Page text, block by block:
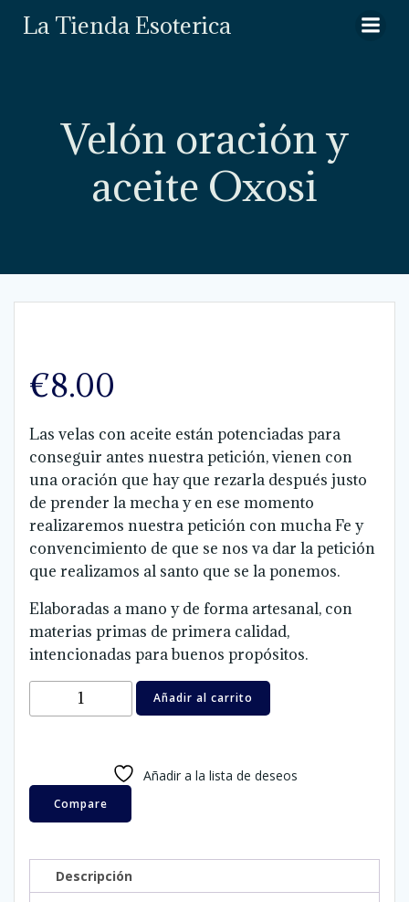
La Tienda Esoterica
Velón oración y
aceite Oxosi
€8.00
Las velas con aceite están potenciadas para
conseguir antes nuestra petición, vienen con
una oración que hay que rezarla después justo
de prender la mecha y en ese momento
realizaremos nuestra petición con mucha Fe y
convencimiento de que se nos va dar la petición
que realizamos al santo que se la ponemos.
Elaboradas a mano y de forma artesanal, con
materias primas de primera calidad,
intencionadas para buenos propósitos.
oración
Oxosi
cantidad
Añadir al carrito
Añadir a la lista de deseos
Compare
Descripción